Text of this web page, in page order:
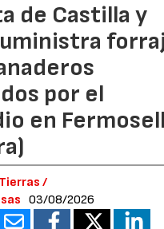
de Castilla y
por el
en
/
03/08/2026